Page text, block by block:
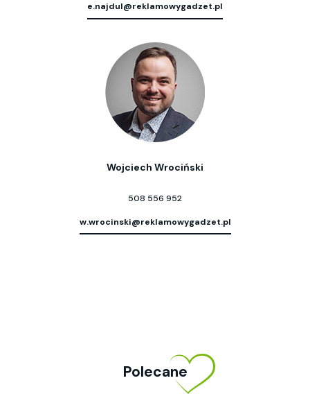
e.najdul@reklamowygadzet.pl
Wojciech Wrociński
508 556 952
w.wrocinski@reklamowygadzet.pl
Polecane